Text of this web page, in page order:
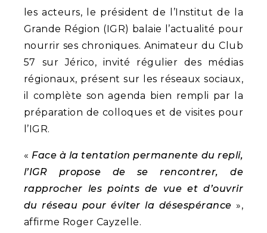
les acteurs, le président de l’Institut de la
Grande Région (IGR) balaie l’actualité pour
nourrir ses chroniques. Animateur du Club
57 sur Jérico, invité régulier des médias
régionaux, présent sur les réseaux sociaux,
il complète son agenda bien rempli par la
préparation de colloques et de visites pour
l’IGR.
« Face à la tentation permanente du repli,
l’IGR propose de se rencontrer, de
rapprocher les points de vue et d’ouvrir
du réseau pour éviter la désespérance»,
affirme Roger Cayzelle.